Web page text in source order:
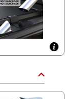
мм,
Их
сверления